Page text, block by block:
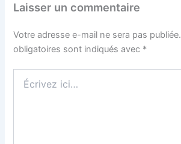
Laisser un commentaire
Votre adresse e-mail ne sera pas publiée.
obligatoires sont indiqués avec *
ici…